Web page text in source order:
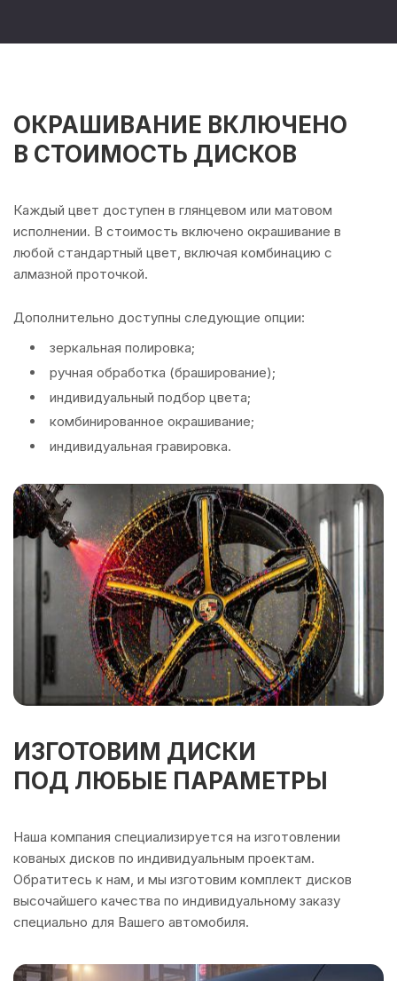
ОКРАШИВАНИЕ ВКЛЮЧЕНО
В СТОИМОСТЬ ДИСКОВ
Каждый цвет доступен в глянцевом или матовом
исполнении. В стоимость включено окрашивание в
любой стандартный цвет, включая комбинацию с
алмазной проточкой.
Дополнительно доступны следующие опции:
зеркальная полировка;
ручная обработка (браширование);
индивидуальный подбор цвета;
комбинированное окрашивание;
индивидуальная гравировка.
ИЗГОТОВИМ ДИСКИ
ПОД ЛЮБЫЕ ПАРАМЕТРЫ
Наша компания специализируется на изготовлении
кованых дисков по индивидуальным проектам.
Обратитесь к нам, и мы изготовим комплект дисков
высочайшего качества по индивидуальному заказу
специально для Вашего автомобиля.